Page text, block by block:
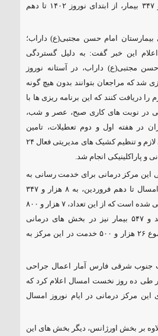
مرکز درمانی به ۸ هزار و ۳۴۷ بیمار، از ابتدای نوروز ۱۴۰۲ تا دهم
امام حسن مجتبی(ع) داراب؛
این خبر گفت: به دلیل گستردگی
مجتبی(ع) داراب، در آستانه نوروز
شد که مراجعان بتوانند بدون هیچ گونه
را دریافت کنند که این برنامه ریزی ها با
در نوبت های کاری صبح، عصر و شب،
در هفته اول و دوم تعطیلات، تامین
تجهیزات و وسایل مصرفی لازم و تنظیم کشیک های مدیریتی فعال ۲۴
و پاراکلینیکی انجام شد.
این مرکز درمانی برای خدمت رسانی به
بیماران، از ابتدای نوروز امسال تا دهم فروردین، به ۸ هزار و ۳۴۷
مراجعه کننده خدمت رسانی شده است که از این تعداد، ۷ هزار و ۸۰۰
بیمار سرپایی مداوا شدند و ۵۴۷ بیمار نیز در بخش های درمانی
بستری شده اند و در مجموع ۲۶ هزار و ۵۰۰ خدمت در این مرکز به
جنوب شرقی فارس آمار اعمال جراحی
را ۱۲۳ مورد در طی ده روز نخست امسال اعلام کرد که
مرکز درمانی در ایام نوروز امسال
بر بخش اورژانس، دیگر بخش های این